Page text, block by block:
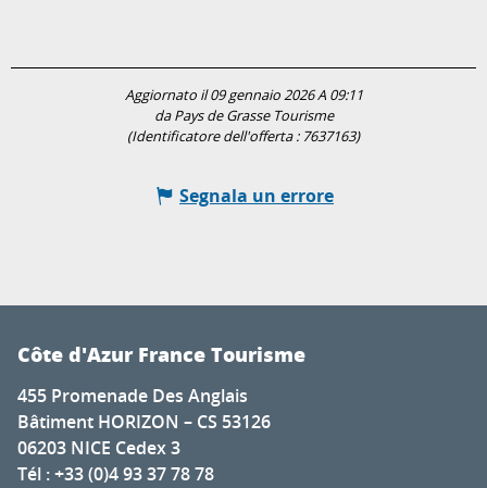
Aggiornato il 09 gennaio 2026 A 09:11
da Pays de Grasse Tourisme
(Identificatore dell'offerta : 7637163)
Segnala un errore
Côte d'Azur France Tourisme
455 Promenade Des Anglais
Bâtiment HORIZON – CS 53126
06203 NICE Cedex 3
Tél : +33 (0)4 93 37 78 78